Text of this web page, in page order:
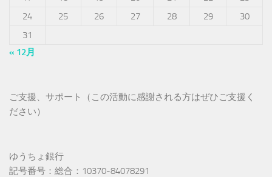
24
25 26 27 28 29
30
31
« 12月
ご支援、サポート（この活動に感謝される方はぜひご支援く
ださい）
ゆうちょ銀行
記号番号：総合：10370-84078291